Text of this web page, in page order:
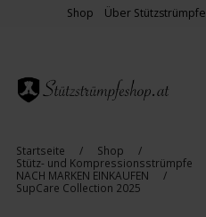
Shop Über Stützstrümpfe
Startseite / Shop
/
Stütz- und Kompressionsstrümpfe
NACH MARKEN EINKAUFEN
/
SupCare Collection 2025